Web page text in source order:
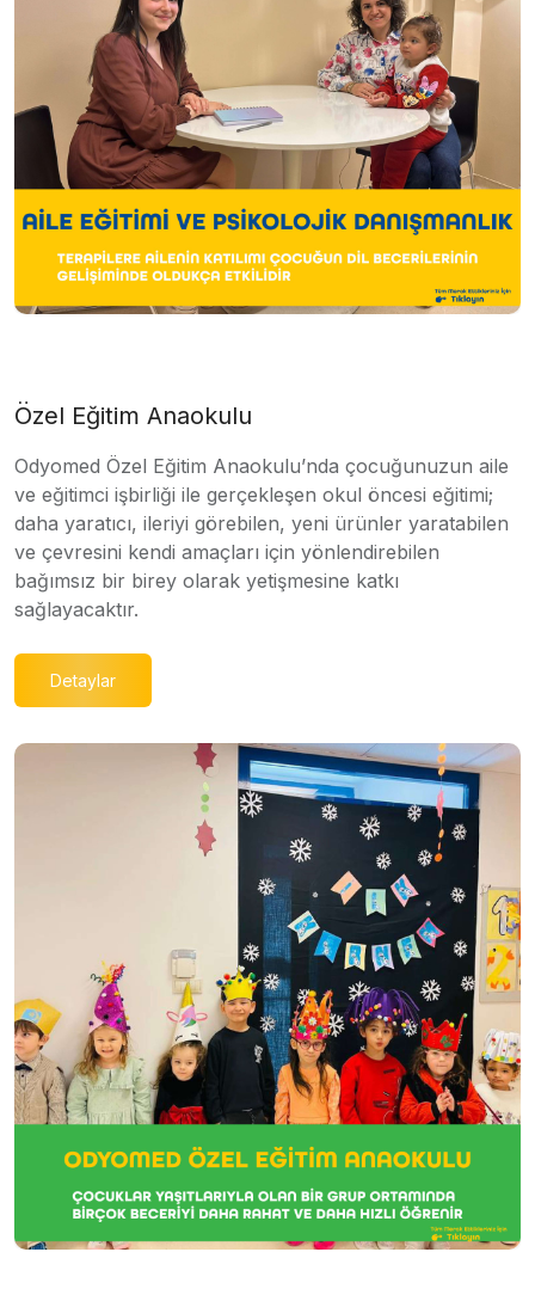
Özel Eğitim Anaokulu
Odyomed Özel Eğitim Anaokulu’nda çocuğunuzun aile
ve eğitimci işbirliği ile gerçekleşen okul öncesi eğitimi;
daha yaratıcı, ileriyi görebilen, yeni ürünler yaratabilen
ve çevresini kendi amaçları için yönlendirebilen
bağımsız bir birey olarak yetişmesine katkı
sağlayacaktır.
Detaylar